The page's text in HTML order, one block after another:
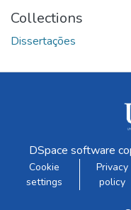
Collections
Dissertações
DSpace software
Cookie
settings
Privacy
policy